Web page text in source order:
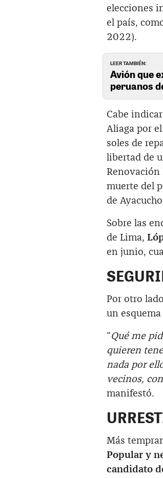
elecciones
el país,
2022).
LEER TAMBIÉN:
Avión que
peruanos
Cabe
Aliaga por
soles de
libertad de
Renovación
muerte del
de
Sobre las
de Lima,
en junio,
Por otro
un esquema
“Qué me
quieren
nada por
vecinos,
manifestó.
Más
Popular y
candidato